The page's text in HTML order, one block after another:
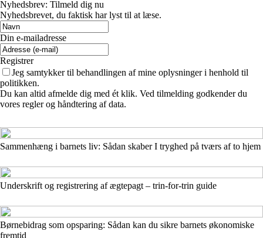
Nyhedsbrev: Tilmeld dig nu
Nyhedsbrevet, du faktisk har lyst til at læse.
Din e-mailadresse
Registrer
Jeg samtykker til behandlingen af mine oplysninger i henhold til
politikken.
Du kan altid afmelde dig med ét klik. Ved tilmelding godkender du
vores regler og håndtering af data.
Sammenhæng i barnets liv: Sådan skaber I tryghed på tværs af to hjem
Underskrift og registrering af ægtepagt – trin-for-trin guide
Børnebidrag som opsparing: Sådan kan du sikre barnets økonomiske
fremtid